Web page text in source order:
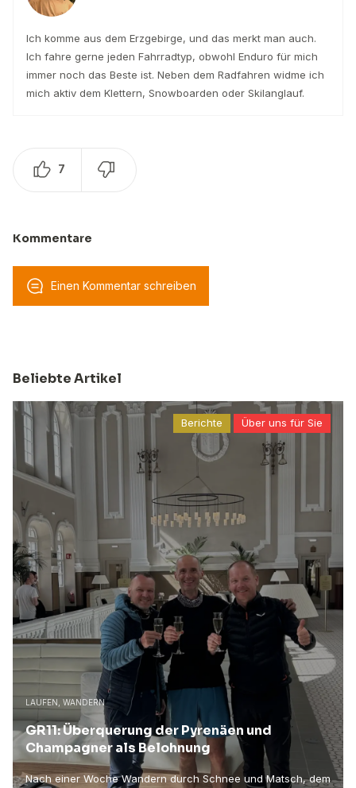
Ich komme aus dem Erzgebirge, und das merkt man auch.
Ich fahre gerne jeden Fahrradtyp, obwohl Enduro für mich
immer noch das Beste ist. Neben dem Radfahren widme ich
mich aktiv dem Klettern, Snowboarden oder Skilanglauf.
7
Kommentare
Einen Kommentar schreiben
Beliebte Artikel
Berichte Über uns für Sie
LAUFEN, WANDERN
GR11: Überquerung der Pyrenäen und
Champagner als Belohnung
Nach einer Woche Wandern durch Schnee und Matsch, dem